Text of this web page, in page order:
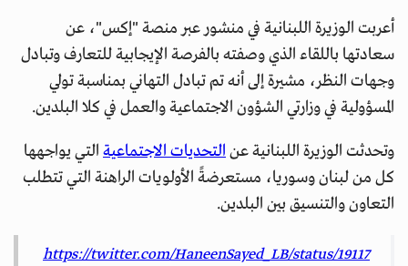
أعربت الوزيرة اللبنانية في منشور عبر منصة "إكس"، عن
سعادتها باللقاء الذي وصفته بالفرصة الإيجابية للتعارف وتبادل
وجهات النظر، مشيرة إلى أنه تم تبادل التهاني بمناسبة تولي
المسؤولية في وزارتي الشؤون الاجتماعية والعمل في كلا البلدين.
وتحدثت الوزيرة اللبنانية عنالتحديات الاجتماعية التي يواجهها
كل من لبنان وسوريا، مستعرضةً الأولويات الراهنة التي تتطلب
التعاون والتنسيق بين البلدين.
https://twitter.com/HaneenSayed_LB/status/19117